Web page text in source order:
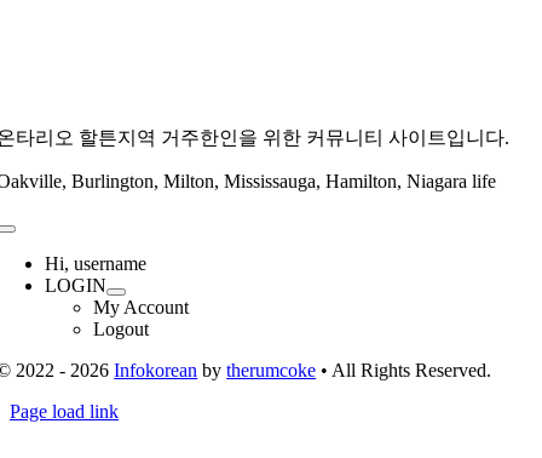
타리오 할튼지역 거주한인을 위한 커뮤니티 사이트입니다.
Burlington, Milton, Mississauga, Hamilton, Niagara life
Toggle
NavigationHi, username
LOGIN
My Account
Logout
2022 - 2026Infokorean bytherumcoke • All Rights Reserved.
Toggle
Page load link